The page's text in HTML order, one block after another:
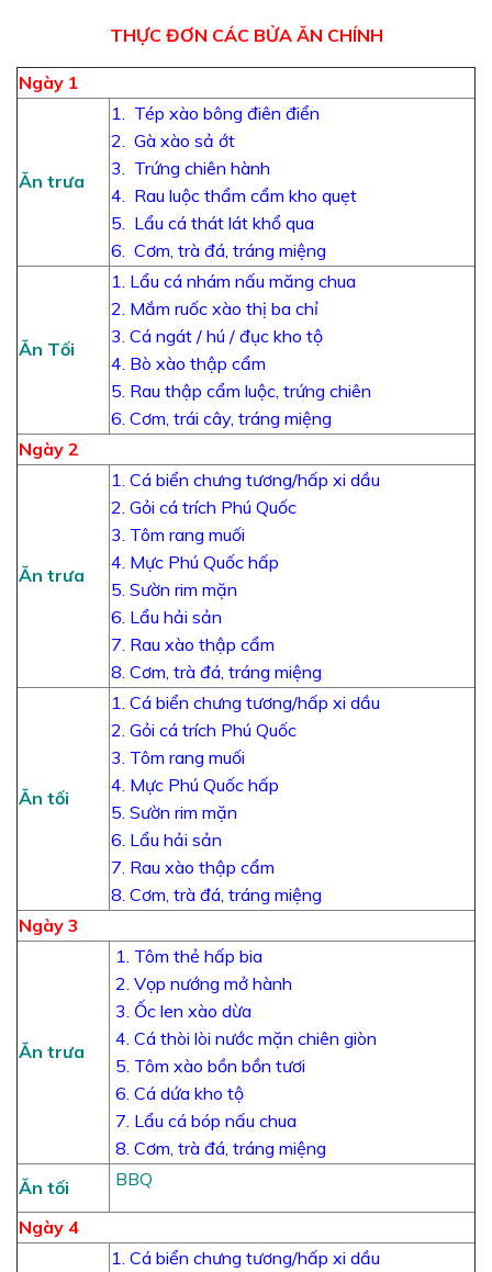
THỰC ĐƠN CÁC BỬA ĂN CHÍNH
Ngày 1
Ăn trưa
1. Tép xào bông điên điển
2. Gà xào sả ớt
3. Trứng chiên hành
4. Rau luộc thẩm cẩm kho quẹt
5. Lẩu cá thát lát khổ qua
6. Cơm, trà đá, tráng miệng
Ăn Tối
1. Lẩu cá nhám nấu măng chua
2. Mắm ruốc xào thị ba chỉ
3. Cá ngát / hú / đục kho tộ
4. Bò xào thập cẩm
5. Rau thập cẩm luộc, trứng chiên
6. Cơm, trái cây, tráng miệng
Ngày 2
Ăn trưa
1. Cá biển chưng tương/hấp xi dầu
2. Gỏi cá trích Phú Quốc
3. Tôm rang muối
4. Mực Phú Quốc hấp
5. Sườn rim mặn
6. Lẩu hải sản
7. Rau xào thập cẩm
8. Cơm, trà đá, tráng miệng
Ăn tối
1. Cá biển chưng tương/hấp xi dầu
2. Gỏi cá trích Phú Quốc
3. Tôm rang muối
4. Mực Phú Quốc hấp
5. Sườn rim mặn
6. Lẩu hải sản
7. Rau xào thập cẩm
8. Cơm, trà đá, tráng miệng
Ngày 3
Ăn trưa
1. Tôm thẻ hấp bia
2. Vọp nướng mở hành
3. Ốc len xào dừa
4. Cá thòi lòi nước mặn chiên giòn
5. Tôm xào bồn bồn tươi
6. Cá dứa kho tộ
7. Lẩu cá bóp nấu chua
8. Cơm, trà đá, tráng miệng
Ăn tối
BBQ
Ngày 4
1. Cá biển chưng tương/hấp xi dầu